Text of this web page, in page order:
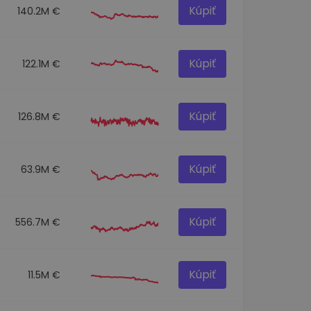
140.2M € Kúpiť
122.1M € Kúpiť
126.8M € Kúpiť
63.9M € Kúpiť
556.7M € Kúpiť
11.5M € Kúpiť